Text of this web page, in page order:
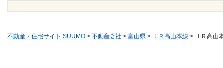
不動産・住宅サイト SUUMO > 不動産会社 > 富山県 > ＪＲ高山本線 > ＪＲ高山